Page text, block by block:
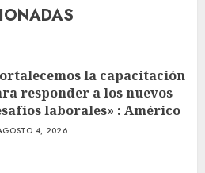
la capacitación
responder a los nuevos
laborales» : Américo
4, 2026